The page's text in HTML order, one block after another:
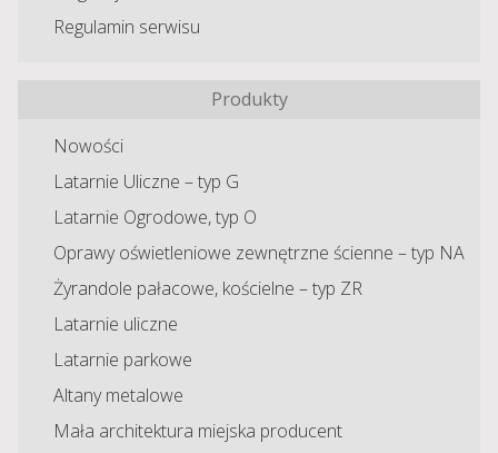
Regulamin serwisu
Produkty
Nowości
Latarnie Uliczne – typ G
Latarnie Ogrodowe, typ O
Oprawy oświetleniowe zewnętrzne ścienne – typ NA
Żyrandole pałacowe, kościelne – typ ZR
Latarnie uliczne
Latarnie parkowe
Altany metalowe
Mała architektura miejska producent